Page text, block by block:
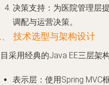
决策支持 ：为医院管理层
调配与运营决策。
技术选型与架构设计
采用经典的Java EE三层架
表示层 ：使用Spring MVC